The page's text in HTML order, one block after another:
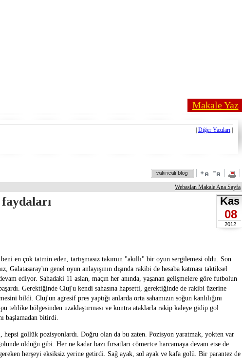
Makale Yaz
Diğer Yazıları
Webaslan Makale Ana Sayfa
Kas
08
2012
en çok tatmin eden, tartışmasız takımın "akıllı" bir oyun sergilemesi oldu. Son
Galatasaray'ın genel oyun anlayışının dışında rakibi de hesaba katması taktiksel
ediyor. Sahadaki 11 aslan, maçın her anında, yaşanan gelişmelere göre futbolun
Gerektiğinde Cluj'u kendi sahasına hapsetti, gerektiğinde de rakibi üzerine
bildi. Cluj'un agresif pres yaptığı anlarda orta sahamızın soğun kanlılığını
tehlike bölgesinden uzaklaştırması ve kontra ataklarla rakip kaleye gidip gol
başlamadan bitirdi.
hepsi gollük pozisyonlardı. Doğru olan da bu zaten. Pozisyon yaratmak, yokten var
olduğu gibi. Her ne kadar bazı fırsatları cömertce harcamaya devam etse de
herşeyi eksiksiz yerine getirdi. Sağ ayak, sol ayak ve kafa golü. Bir parantez de